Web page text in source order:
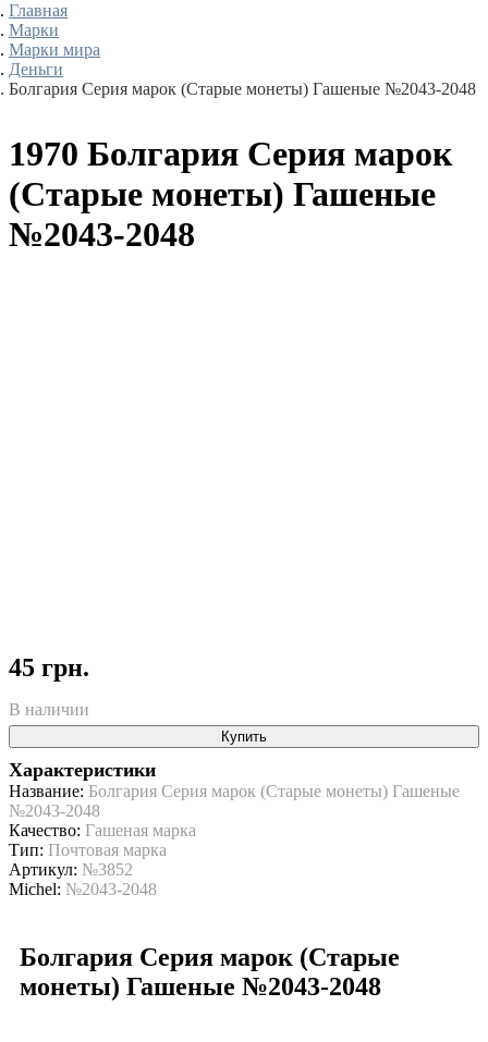
Главная
Марки
Марки мира
Деньги
Болгария Серия марок (Старые монеты) Гашеные №2043-2048
1970 Болгария Серия марок
(Старые монеты) Гашеные
№2043-2048
45 грн.
В наличии
Купить
Характеристики
Название: Болгария Серия марок (Старые монеты) Гашеные
№2043-2048
Качество: Гашеная марка
Тип: Почтовая марка
Артикул: №3852
Michel: №2043-2048
Болгария Серия марок (Старые
монеты) Гашеные №2043-2048